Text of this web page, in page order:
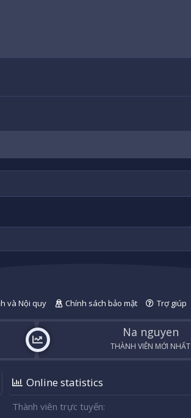
và Nội quy Chính sách bảo mật Trợ giúp
Na nguyen
THÀNH VIÊN MỚI NHẤT
Online statistics
Thành viên trực tuyến